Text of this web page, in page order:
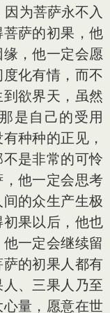
为菩萨永不入
萨的初果，他
，他一定会愿
化有情，而不
欲界天，虽然
是自己的受用
种种的正见，
是非常的可怜
他一定会思考
的众生产生极
果以后，他也
一定会继续留
的初果人都有
、三果人乃至
量，愿意在世